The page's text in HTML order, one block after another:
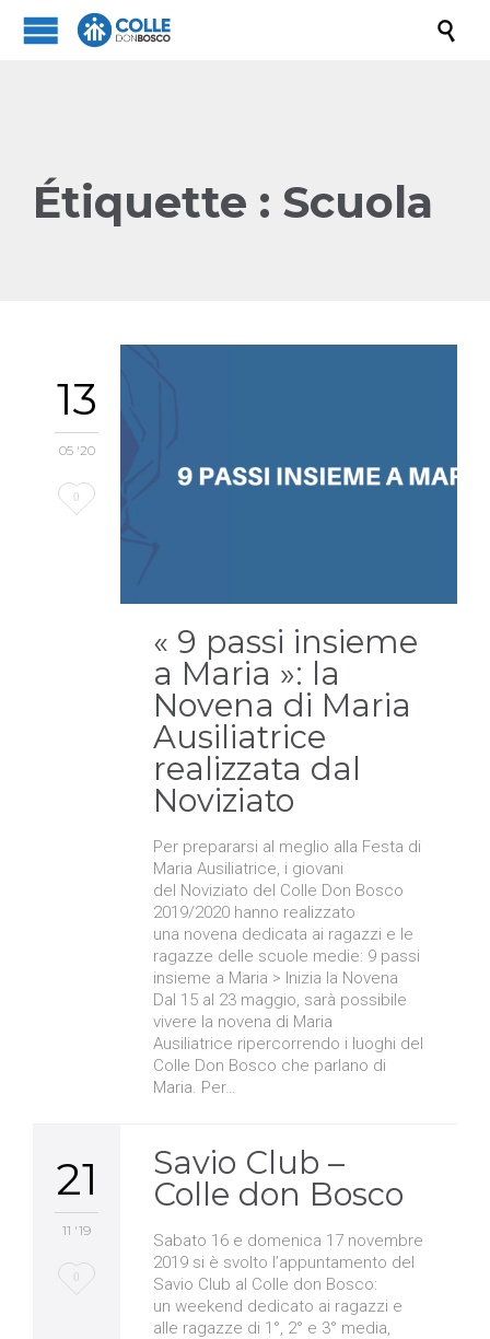

Étiquette : Scuola
13
05 '20
Love
0
« 9 passi insieme
a Maria »: la
Novena di Maria
Ausiliatrice
realizzata dal
Noviziato
Per prepararsi al meglio alla Festa di
Maria Ausiliatrice, i giovani
del Noviziato del Colle Don Bosco
2019/2020 hanno realizzato
una novena dedicata ai ragazzi e le
ragazze delle scuole medie: 9 passi
insieme a Maria > Inizia la Novena
Dal 15 al 23 maggio, sarà possibile
vivere la novena di Maria
Ausiliatrice ripercorrendo i luoghi del
Colle Don Bosco che parlano di
Maria. Per…
21
11 '19
Love
0
Savio Club –
Colle don Bosco
Sabato 16 e domenica 17 novembre
2019 si è svolto l’appuntamento del
Savio Club al Colle don Bosco:
un weekend dedicato ai ragazzi e
alle ragazze di 1°, 2° e 3° media,